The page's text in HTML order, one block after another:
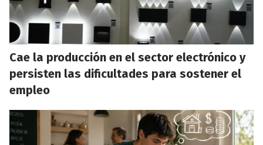
Cae la producción en el sector electrónico y
persisten las dificultades para sostener el
empleo